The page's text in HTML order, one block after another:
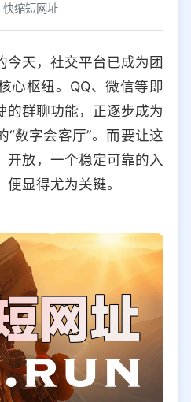
截
PC 其他
快缩短网址
今天，社交平台已成为团
心枢纽。QQ、微信等即
的群聊功能，正逐步成为
“数字会客厅”。而要让这
开放，一个稳定可靠的入
便显得尤为关键。